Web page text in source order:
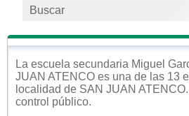
La escuela secundaria Miguel
JUAN ATENCO es una de las 13
localidad de SAN JUAN ATENCO
control público.